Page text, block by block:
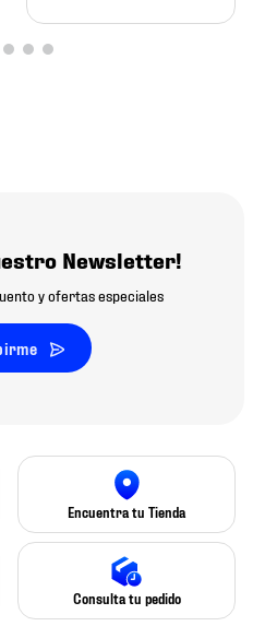
Newsletter!
y ofertas especiales
Encuentra tu Tienda
Consulta tu pedido